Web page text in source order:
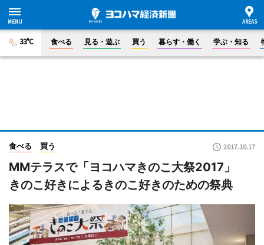
33°C 食べる 見る・遊ぶ 買う 暮らす・働く 学ぶ・知る
食べる 買う 2017.10.17
MMテラスで「ヨコハマきのこ大祭2017」
きのこ好きによるきのこ好きのための祭典